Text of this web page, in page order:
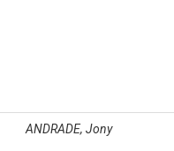
ANDRADE, Jony